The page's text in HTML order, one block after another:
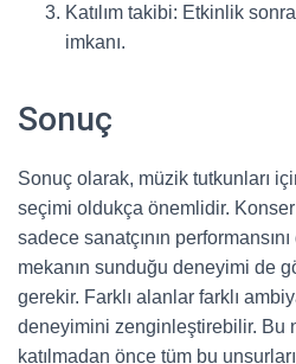
Katılım takibi: Etkinlik
imkanı.
Sonuç
Sonuç olarak, müzik tutkunları
seçimi oldukça önemlidir. Konser
sadece sanatçının
mekanın sunduğu deneyimi de
gerekir. Farklı alanlar farklı
deneyimini zenginleştirebilir. Bu
katılmadan önce tüm bu